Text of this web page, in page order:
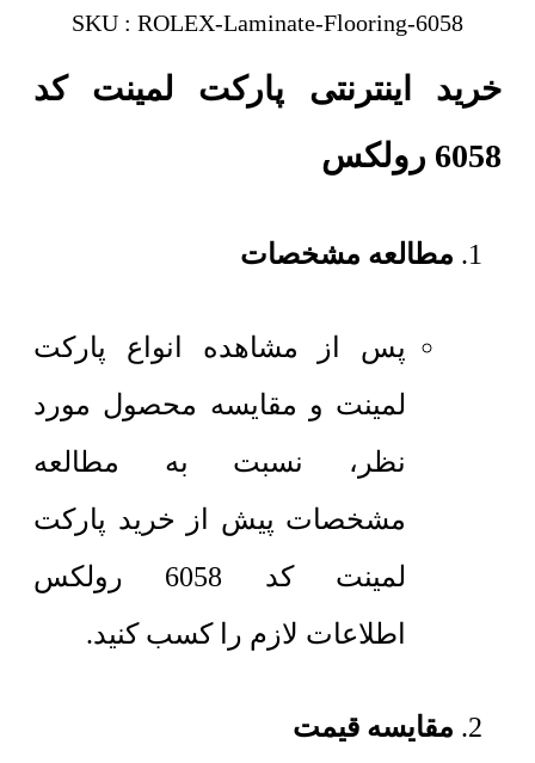
SKU : ROLEX-Laminate-Flooring-6058
خرید اینترنتی پارکت لمینت کد
6058 رولکس
مطالعه مشخصات
پس از مشاهده انواع پارکت
لمینت و مقایسه محصول مورد
نظر، نسبت به مطالعه
مشخصات پیش از خرید پارکت
لمینت کد 6058 رولکس
اطلاعات لازم را کسب کنید.
مقایسه قیمت